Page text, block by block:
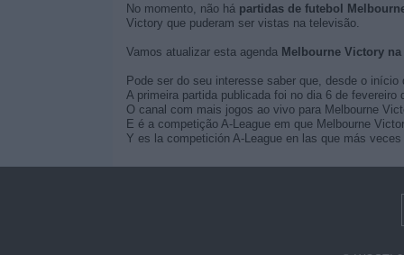
No momento, não há partidas de futebol
Victory que puderam ser vistas na televisão.
Vamos atualizar esta agenda Melbourne Victory na
Pode ser do seu interesse saber que, desde o início
A primeira partida publicada foi no dia 6 de
O canal com mais jogos ao vivo para Melbourne
E é a competição A-League em que Melbourne
Y es la competición A-League en las que más